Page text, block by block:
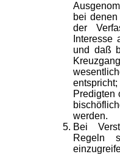
bei
der
Interesse
und daß
Predigten
werden.
Bei
Regeln